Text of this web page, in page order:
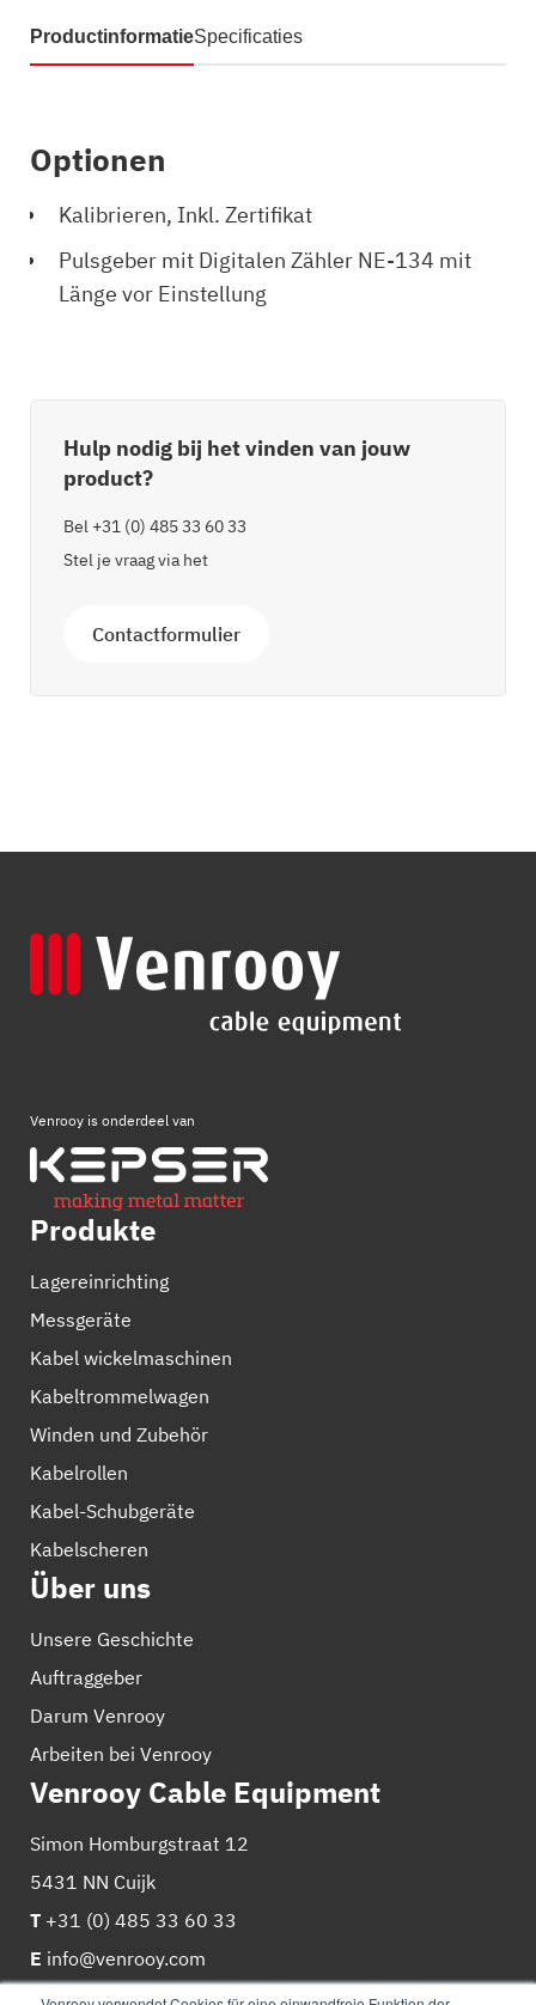
ProductinformatieSpecificaties
Optionen
Kalibrieren, Inkl. Zertifikat
Pulsgeber mit Digitalen Zähler NE-134 mit
Länge vor Einstellung
Hulp nodig bij het vinden van jouw
product?
Bel +31 (0) 485 33 60 33
Stel je vraag via het
Contactformulier
Venrooy is onderdeel van
Produkte
Lagereinrichting
Messgeräte
Kabel wickelmaschinen
Kabeltrommelwagen
Winden und Zubehör
Kabelrollen
Kabel-Schubgeräte
Kabelscheren
Über uns
Unsere Geschichte
Auftraggeber
Darum Venrooy
Arbeiten bei Venrooy
Venrooy Cable Equipment
Simon Homburgstraat 12
5431 NN Cuijk
T +31 (0) 485 33 60 33
E info@venrooy.com